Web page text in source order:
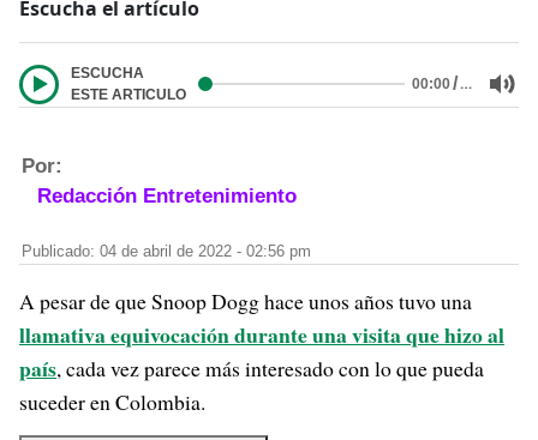
Escucha el artículo
ESCUCHA
ESTE ARTICULO
00:00/…
Por:
Redacción Entretenimiento
Publicado: 04 de abril de 2022 - 02:56 pm
A pesar de que Snoop Dogg hace unos años tuvo una
llamativa equivocación durante una visita que hizo al
país, cada vez parece más interesado con lo que pueda
suceder en Colombia.